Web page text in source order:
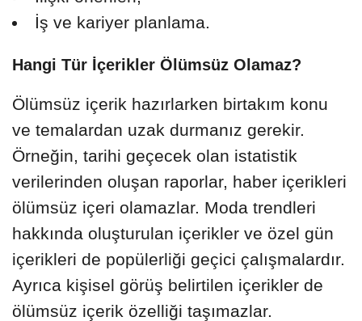
İş ve kariyer planlama.
Hangi Tür İçerikler Ölümsüz Olamaz?
Ölümsüz içerik hazırlarken birtakım konu
ve temalardan uzak durmanız gerekir.
Örneğin, tarihi geçecek olan istatistik
verilerinden oluşan raporlar, haber içerikleri
ölümsüz içeri olamazlar. Moda trendleri
hakkında oluşturulan içerikler ve özel gün
içerikleri de popülerliği geçici çalışmalardır.
Ayrıca kişisel görüş belirtilen içerikler de
ölümsüz içerik özelliği taşımazlar.